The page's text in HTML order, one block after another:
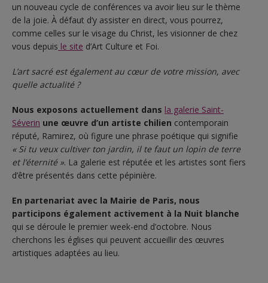
un nouveau cycle de conférences va avoir lieu sur le thème
de la joie. À défaut d’y assister en direct, vous pourrez,
comme celles sur le visage du Christ, les visionner de chez
vous depuis le site d’Art Culture et Foi.
L’art sacré est également au cœur de votre mission, avec
quelle actualité ?
Nous exposons actuellement dans la galerie Saint-
Séverin une œuvre d’un artiste chilien contemporain
réputé, Ramirez, où figure une phrase poétique qui signifie
« Si tu veux cultiver ton jardin, il te faut un lopin de terre
et l’éternité ». La galerie est réputée et les artistes sont fiers
d’être présentés dans cette pépinière.
En partenariat avec la Mairie de Paris, nous
participons également activement à la Nuit blanche
qui se déroule le premier week-end d’octobre. Nous
cherchons les églises qui peuvent accueillir des œuvres
artistiques adaptées au lieu.